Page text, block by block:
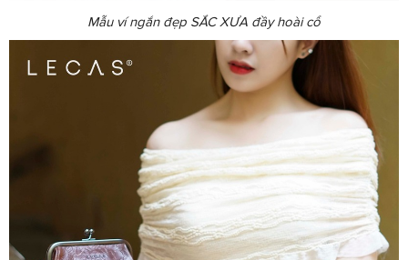
Mẫu ví ngắn đẹp SẮC XƯA đầy hoài cổ